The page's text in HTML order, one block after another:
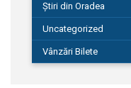
Știri din Oradea
Uncategorized
Vânzări Bilete